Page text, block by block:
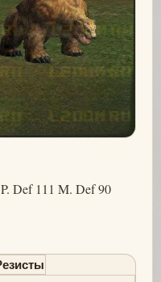
Def 111 M. Def 90